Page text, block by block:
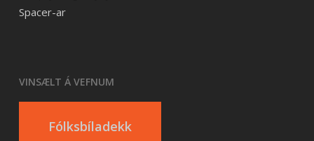
Spacer-ar
VINSÆLT Á VEFNUM
Fólksbíladekk